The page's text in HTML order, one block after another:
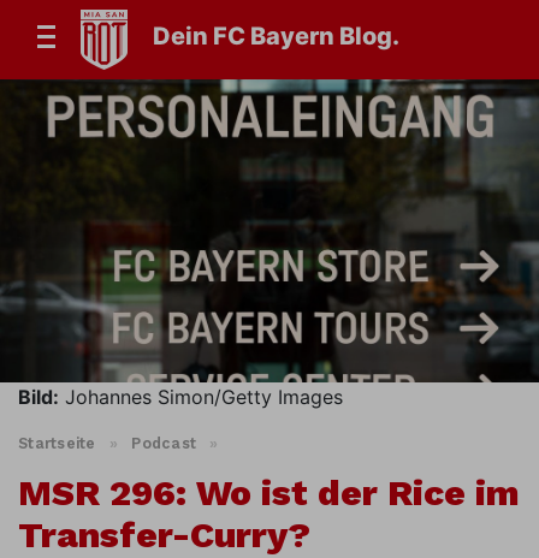
Dein FC Bayern Blog.
Bild: Johannes Simon/Getty Images
Startseite » Podcast »
MSR 296: Wo ist der Rice im
Transfer-Curry?